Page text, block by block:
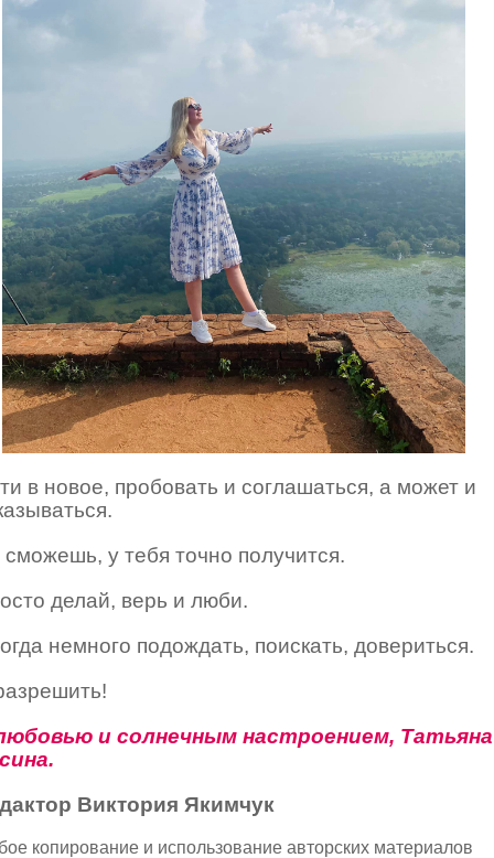
в новое, пробовать и соглашаться, а может и
у тебя точно получится.
делай, верь и люби.
немного подождать, поискать, довериться.
и солнечным настроением, Татьяна
Виктория Якимчук
копирование и использование авторских материалов